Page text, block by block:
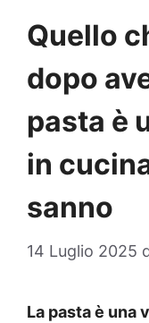
Quello
dopo
pasta è
in
sanno
14 Luglio 2025
La pasta è una